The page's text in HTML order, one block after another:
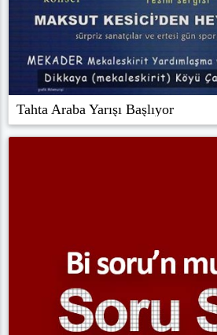
Tahta Araba Yarışı Başlıyor